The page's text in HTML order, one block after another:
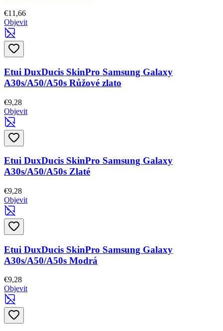
€11,66
Objevit
Etui DuxDucis SkinPro Samsung Galaxy
A30s/A50/A50s Růžové zlato
€9,28
Objevit
Etui DuxDucis SkinPro Samsung Galaxy
A30s/A50/A50s Zlaté
€9,28
Objevit
Etui DuxDucis SkinPro Samsung Galaxy
A30s/A50/A50s Modrá
€9,28
Objevit